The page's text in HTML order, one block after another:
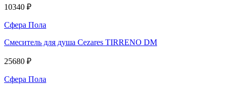
10340 ₽
Сфера Пола
Смеситель для душа Cezares TIRRENO DM
25680 ₽
Сфера Пола